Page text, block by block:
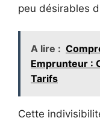
peu désirables
A lire :
Emprunteur :
Tarifs
Cette